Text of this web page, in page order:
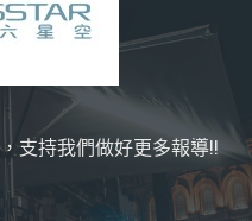
支持我們做好更多報導!!